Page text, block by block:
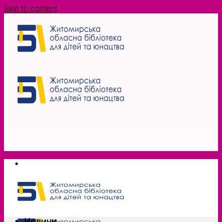
Skip to content